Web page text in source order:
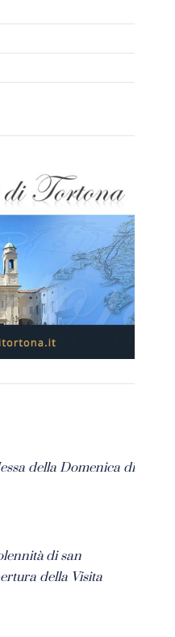
della Domenica di
di san
della Visita